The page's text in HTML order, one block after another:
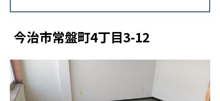
今治市常盤町4丁目3-12